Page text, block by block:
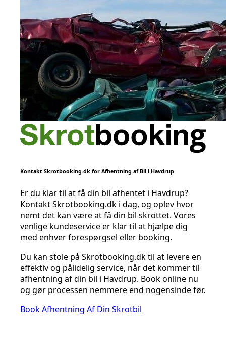
Kontakt Skrotbooking.dk for Afhentning af Bil i Havdrup
Er du klar til at få din bil afhentet i Havdrup?
Kontakt Skrotbooking.dk i dag, og oplev hvor
nemt det kan være at få din bil skrottet. Vores
venlige kundeservice er klar til at hjælpe dig
med enhver forespørgsel eller booking.
Du kan stole på Skrotbooking.dk til at levere en
effektiv og pålidelig service, når det kommer til
afhentning af din bil i Havdrup. Book online nu
og gør processen nemmere end nogensinde før.
Book Afhentning Af Din Skrotbil